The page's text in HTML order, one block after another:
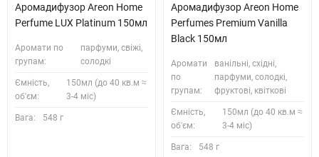
Аромадифузор Areon Home
Perfume LUX Platinum 150мл
Аромати по
групам:
парфуми, свіжі,
солодкі
Ємність,
об'єм:
150мл (до 40 кв.м ≈
3-4 міс)
Вага: 548 г
Аромадифузор Areon Home
Perfumes Premium Vanilla
Black 150мл
Аромати
по
групам:
ванільні, східні,
парфуми, солодкі,
фруктові, квіткові
Ємність,
об'єм:
150мл (до 40 кв.м ≈
3-4 міс)
Вага: 548 г